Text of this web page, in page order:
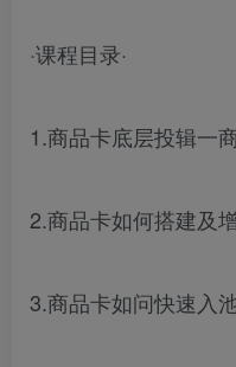
·课程目录·
1.商品卡底层投辑一
2.商品卡如何搭建及
3.商品卡如问快速入